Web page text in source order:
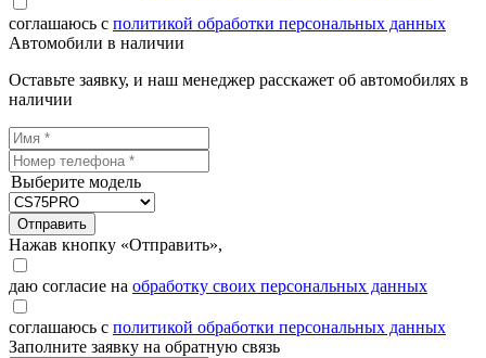
соглашаюсь с политикой обработки персональных данных
Автомобили в наличии
Оставьте заявку, и наш менеджер расскажет об автомобилях в
наличии
Выберите модель
Отправить
Нажав кнопку «Отправить»,
даю согласие на обработку своих персональных данных
соглашаюсь с политикой обработки персональных данных
Заполните заявку на обратную связь